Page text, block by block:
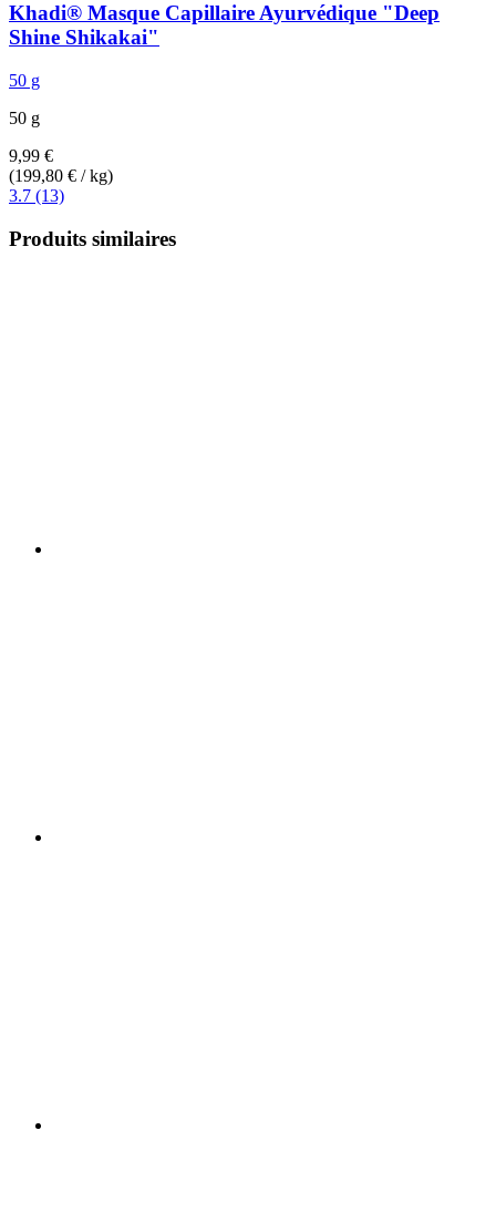
Khadi® Masque Capillaire Ayurvédique "Deep
Shine Shikakai"
50 g
50 g
9,99 €
(199,80 € / kg)
3.7 (13)
Produits similaires